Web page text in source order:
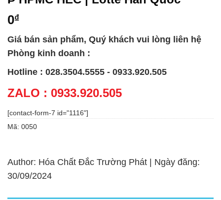
0₫
Giá bán sản phẩm, Quý khách vui lòng liên hệ
Phòng kinh doanh :
Hotline : 028.3504.5555 - 0933.920.505
ZALO : 0933.920.505
[contact-form-7 id="1116"]
Mã: 0050
Author: Hóa Chất Đắc Trường Phát | Ngày đăng:
30/09/2024